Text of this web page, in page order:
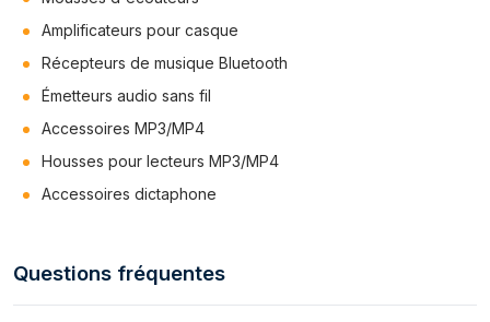
Amplificateurs pour casque
Récepteurs de musique Bluetooth
Émetteurs audio sans fil
Accessoires MP3/MP4
Housses pour lecteurs MP3/MP4
Accessoires dictaphone
Questions fréquentes